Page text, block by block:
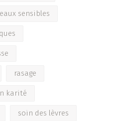
sensibles
rasage
karité
soin des lèvres